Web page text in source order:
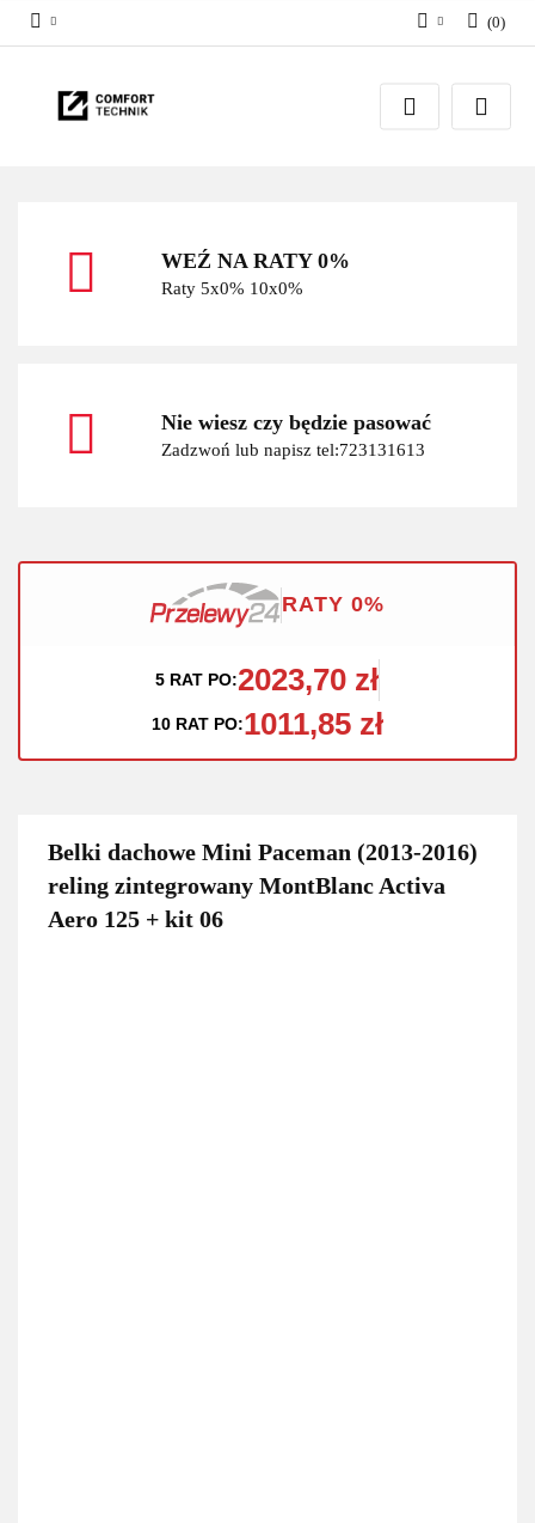
Zaloguj się
Zarejestruj się
(0)
WEŹ NA RATY 0%
Raty 5x0% 10x0%
Nie wiesz czy będzie pasować
Zadzwoń lub napisz tel:723131613
RATY 0%
5 RAT PO:2023,70 zł
10 RAT PO:1011,85 zł
Belki dachowe Mini Paceman (2013-2016)
reling zintegrowany MontBlanc Activa
Aero 125 + kit 06